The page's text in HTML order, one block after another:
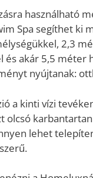
használható
Spa segíthet ki
2,3
és akár 5,5 méter
nyújtanak:
a kinti vízi
olcsó
lehet